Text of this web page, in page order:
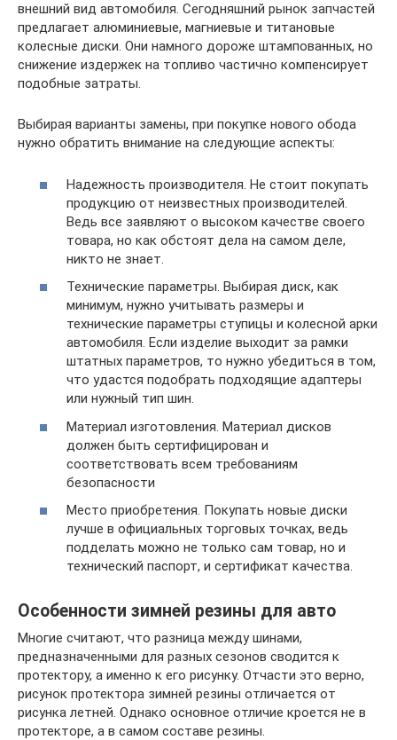
внешний вид автомобиля. Сегодняшний рынок запчастей
предлагает алюминиевые, магниевые и титановые
колесные диски. Они намного дороже штампованных, но
снижение издержек на топливо частично компенсирует
подобные затраты.
Выбирая варианты замены, при покупке нового обода
нужно обратить внимание на следующие аспекты:
Надежность производителя. Не стоит покупать
продукцию от неизвестных производителей.
Ведь все заявляют о высоком качестве своего
товара, но как обстоят дела на самом деле,
никто не знает.
Технические параметры. Выбирая диск, как
минимум, нужно учитывать размеры и
технические параметры ступицы и колесной арки
автомобиля. Если изделие выходит за рамки
штатных параметров, то нужно убедиться в том,
что удастся подобрать подходящие адаптеры
или нужный тип шин.
Материал изготовления. Материал дисков
должен быть сертифицирован и
соответствовать всем требованиям
безопасности
Место приобретения. Покупать новые диски
лучше в официальных торговых точках, ведь
подделать можно не только сам товар, но и
технический паспорт, и сертификат качества.
Особенности зимней резины для авто
Многие считают, что разница между шинами,
предназначенными для разных сезонов сводится к
протектору, а именно к его рисунку. Отчасти это верно,
рисунок протектора зимней резины отличается от
рисунка летней. Однако основное отличие кроется не в
протекторе, а в самом составе резины.